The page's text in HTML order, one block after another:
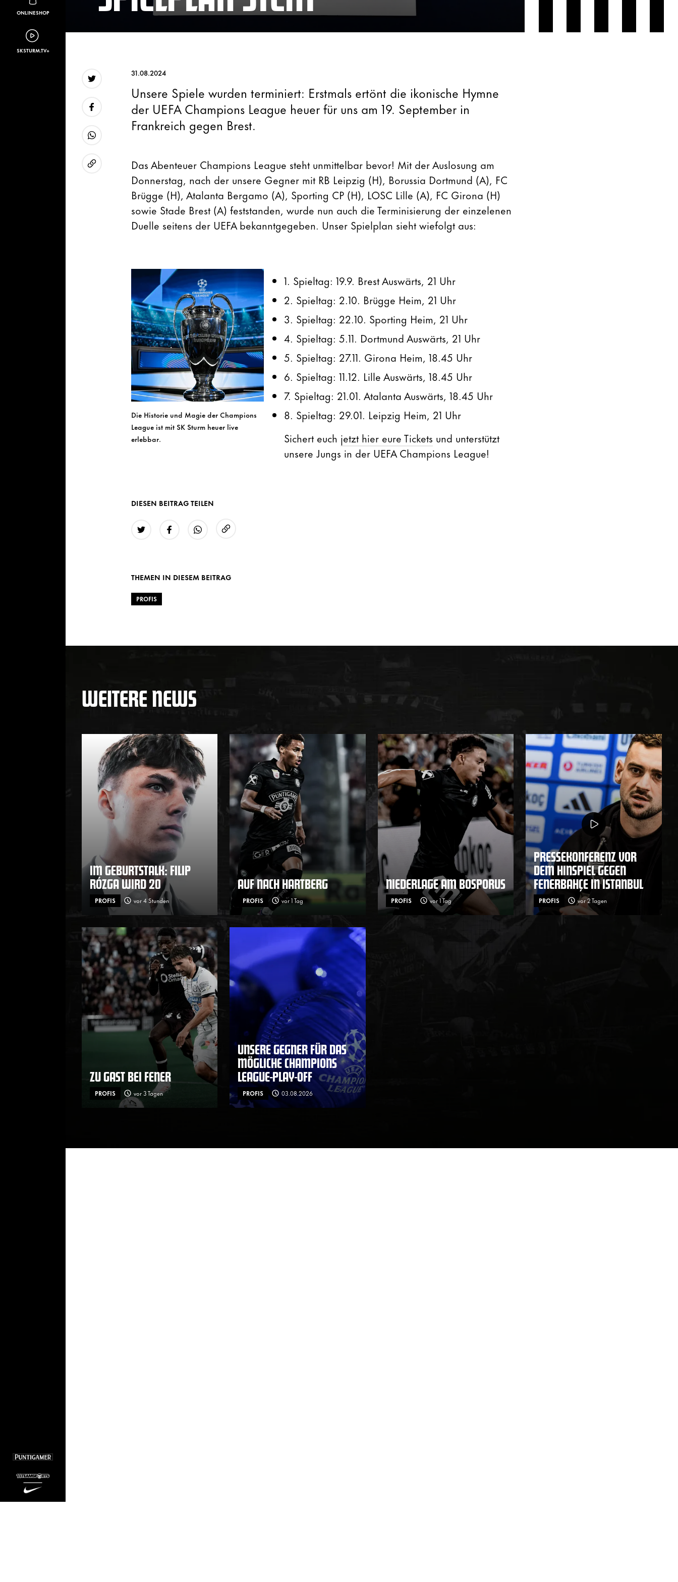
ONLINESHOP
SKSTURM.TV+
URL kopieren
31.08.2024
Unsere Spiele wurden terminiert: Erstmals ertönt die ikonische Hymne
der UEFA Champions League heuer für uns am 19. September in
Frankreich gegen Brest.
Das Abenteuer Champions League steht unmittelbar bevor! Mit der Auslosung am
Donnerstag, nach der unsere Gegner mit RB Leipzig (H), Borussia Dortmund (A), FC
Brügge (H), Atalanta Bergamo (A), Sporting CP (H), LOSC Lille (A), FC Girona (H)
sowie Stade Brest (A) feststanden, wurde nun auch die Terminisierung der einzelenen
Duelle seitens der UEFA bekanntgegeben. Unser Spielplan sieht wiefolgt aus:
Die Historie und Magie der Champions
League ist mit SK Sturm heuer live
erlebbar.
1. Spieltag: 19.9. Brest Auswärts, 21 Uhr
2. Spieltag: 2.10. Brügge Heim, 21 Uhr
3. Spieltag: 22.10. Sporting Heim, 21 Uhr
4. Spieltag: 5.11. Dortmund Auswärts, 21 Uhr
5. Spieltag: 27.11. Girona Heim, 18.45 Uhr
6. Spieltag: 11.12. Lille Auswärts, 18.45 Uhr
7. Spieltag: 21.01. Atalanta Auswärts, 18.45 Uhr
8. Spieltag: 29.01. Leipzig Heim, 21 Uhr
Sichert euch jetzt hier eure Tickets und unterstützt
unsere Jungs in der UEFA Champions League!
DIESEN BEITRAG TEILEN
THEMEN IN DIESEM BEITRAG
PROFIS
WEITERE NEWS
IM GEBURTSTALK: FILIP
RÓZGA WIRD 20
PROFIS vor 4 Stunden
AUF NACH HARTBERG
PROFIS vor 1 Tag
NIEDERLAGE AM BOSPORUS
PROFIS vor 1 Tag
PRESSEKONFERENZ VOR
DEM HINSPIEL GEGEN
FENERBAHÇE IN ISTANBUL
PROFIS vor 2 Tagen
ZU GAST BEI FENER
PROFIS vor 3 Tagen
UNSERE GEGNER FÜR DAS
MÖGLICHE CHAMPIONS
LEAGUE-PLAY-OFF
PROFIS 03.08.2026